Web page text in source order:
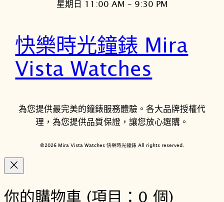
星期日 11:00 AM – 9:30 PM
快樂時光鐘錶 Mira
Vista Watches
為您提供最完美的鐘錶服務體驗。各大品牌授權代
理，為您提供品質保證，讓您放心選購。
©2026 Mira Vista Watches 快樂時光鐘錶 All rights reserved.
你的購物車 (項目：0 個)